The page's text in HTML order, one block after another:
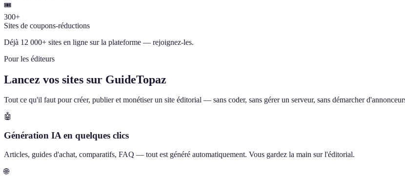
🎟️
300+
Sites de coupons-réductions
Déjà 12 000+ sites en ligne sur la plateforme — rejoignez-les.
Pour les éditeurs
Lancez vos sites sur GuideTopaz
Tout ce qu'il faut pour créer, publier et monétiser un site éditorial — sans coder, sans gérer un serveur, sans démarcher
🤖
Génération IA en quelques clics
Articles, guides d'achat, comparatifs, FAQ — tout est généré automatiquement. Vous gardez la main sur l'éditorial.
🌐